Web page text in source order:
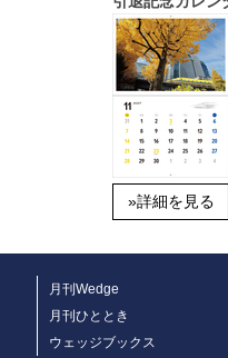
»詳細を見る
月刊Wedge
月刊ひととき
ウェッジブックス